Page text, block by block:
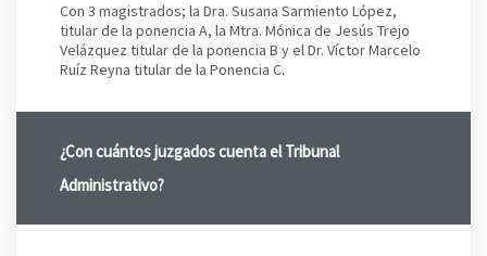
Con 3 magistrados; la Dra. Susana Sarmiento López,
titular de la ponencia A, la Mtra. Mónica de Jesús Trejo
Velázquez titular de la ponencia B y el Dr. Víctor Marcelo
Ruíz Reyna titular de la Ponencia C.
¿Con cuántos juzgados cuenta el Tribunal
Administrativo?